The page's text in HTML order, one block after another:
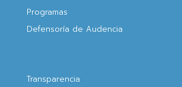
Programas
Defensoría de Audencia
Transparencia